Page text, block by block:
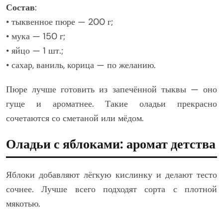
Состав:
• тыквенное пюре — 200 г;
• мука — 150 г;
• яйцо — 1 шт.;
• сахар, ваниль, корица — по желанию.
Пюре лучше готовить из запечённой тыквы — оно
гуще и ароматнее. Такие оладьи прекрасно
сочетаются со сметаной или мёдом.
Оладьи с яблоками: аромат детства
Яблоки добавляют лёгкую кислинку и делают тесто
сочнее. Лучше всего подходят сорта с плотной
мякотью.